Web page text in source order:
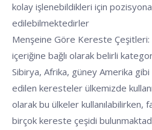
kolay işlenebildikleri için
edilebilmektedirler
Menşeine Göre Kereste
içeriğine bağlı olarak belirli
Sibirya, Afrika, güney Amerika
edilen keresteler ülkemizde
olarak bu ülkeler kullanılabilirken,
birçok kereste çeşidi